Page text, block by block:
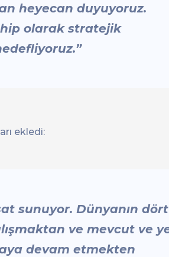
heyecan duyuyoruz.
olarak stratejik
ekledi:
sunuyor. Dünyanın dört
ve mevcut ve
devam etmekten